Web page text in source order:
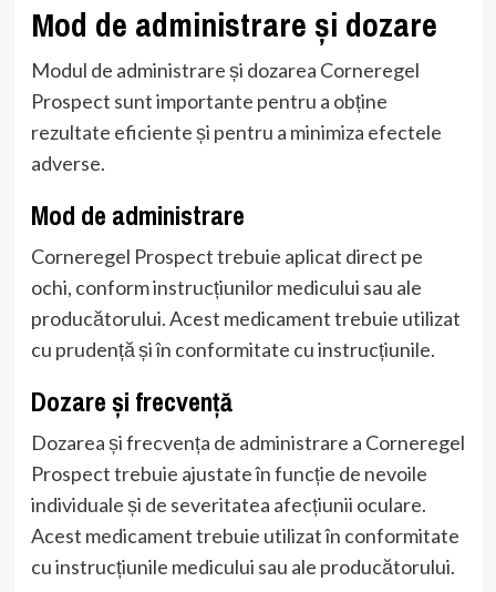
Mod de administrare și dozare
Modul de administrare și dozarea Corneregel
Prospect sunt importante pentru a obține
rezultate eficiente și pentru a minimiza efectele
adverse.
Mod de administrare
Corneregel Prospect trebuie aplicat direct pe
ochi, conform instrucțiunilor medicului sau ale
producătorului. Acest medicament trebuie utilizat
cu prudență și în conformitate cu instrucțiunile.
Dozare și frecvență
Dozarea și frecvența de administrare a Corneregel
Prospect trebuie ajustate în funcție de nevoile
individuale și de severitatea afecțiunii oculare.
Acest medicament trebuie utilizat în conformitate
cu instrucțiunile medicului sau ale producătorului.